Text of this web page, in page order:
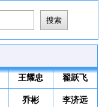
王耀忠 翟跃飞
乔彬 李济远